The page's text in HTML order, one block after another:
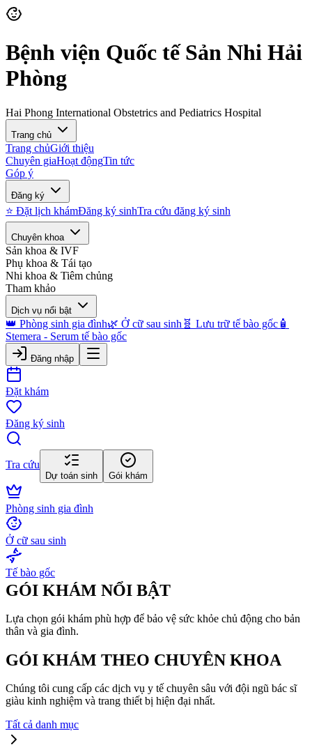
Bệnh viện Quốc tế Sản Nhi Hải
Phòng
Hai Phong International Obstetrics and Pediatrics Hospital
Trang chủ
Trang chủGiới thiệu
Chuyên giaHoạt độngTin tức
Góp ý
Đăng ký
⭐ Đặt lịch khámĐăng ký sinhTra cứu đăng ký sinh
Chuyên khoa
Sản khoa & IVF
Phụ khoa & Tái tạo
Nhi khoa & Tiêm chủng
Tham khảo
Dịch vụ nổi bật
👑 Phòng sinh gia đình🌿 Ở cữ sau sinh 🧬 Lưu trữ tế bào gốc 🧴
Stemera - Serum tế bào gốc
Đăng nhập
Đặt khám
Đăng ký sinh
Tra cứu
Dự toán sinh Gói khám
Phòng sinh gia đình
Ở cữ sau sinh
Tế bào gốc
GÓI KHÁM NỔI BẬT
Lựa chọn gói khám phù hợp để bảo vệ sức khỏe chủ động cho bản
thân và gia đình.
GÓI KHÁM THEO CHUYÊN KHOA
Chúng tôi cung cấp các dịch vụ y tế chuyên sâu với đội ngũ bác sĩ
giàu kinh nghiệm và trang thiết bị hiện đại nhất.
Tất cả danh mục